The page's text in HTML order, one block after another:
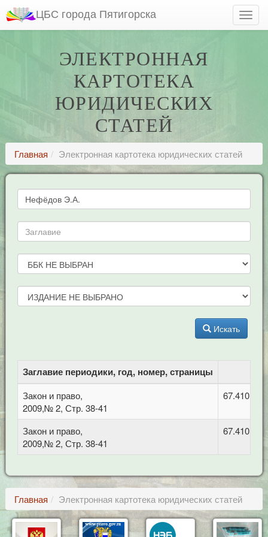
ЦБС города Пятигорска
ЭЛЕКТРОННАЯ
КАРТОТЕКА
ЮРИДИЧЕСКИХ
СТАТЕЙ
Главная Электронная картотека юридических статей
Искать
Заглавие периодики, год, номер, страницы
Закон и право,
2009,№ 2, Стр. 38-41
67.410
Закон и право,
2009,№ 2, Стр. 38-41
67.410
Главная Электронная картотека юридических статей